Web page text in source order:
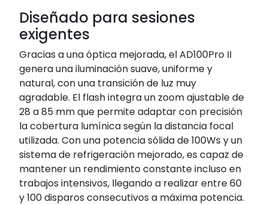
Diseñado para sesiones
exigentes
Gracias a una óptica mejorada, el AD100Pro II
genera una iluminación suave, uniforme y
natural, con una transición de luz muy
agradable. El flash integra un zoom ajustable de
28 a 85 mm que permite adaptar con precisión
la cobertura lumínica según la distancia focal
utilizada. Con una potencia sólida de 100Ws y un
sistema de refrigeración mejorado, es capaz de
mantener un rendimiento constante incluso en
trabajos intensivos, llegando a realizar entre 60
y 100 disparos consecutivos a máxima potencia.